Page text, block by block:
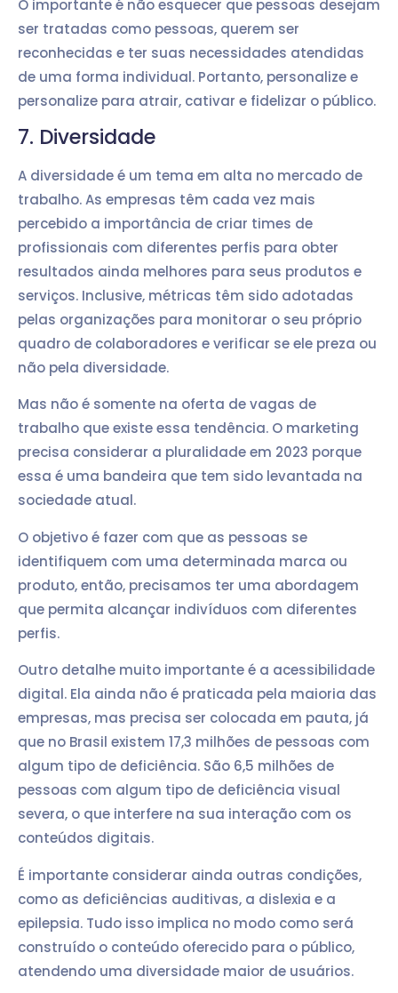
O importante é não esquecer que pessoas desejam
ser tratadas como pessoas, querem ser
reconhecidas e ter suas necessidades atendidas
de uma forma individual. Portanto, personalize e
personalize para atrair, cativar e fidelizar o público.
7. Diversidade
A diversidade é um tema em alta no mercado de
trabalho. As empresas têm cada vez mais
percebido a importância de criar times de
profissionais com diferentes perfis para obter
resultados ainda melhores para seus produtos e
serviços. Inclusive, métricas têm sido adotadas
pelas organizações para monitorar o seu próprio
quadro de colaboradores e verificar se ele preza ou
não pela diversidade.
Mas não é somente na oferta de vagas de
trabalho que existe essa tendência. O marketing
precisa considerar a pluralidade em 2023 porque
essa é uma bandeira que tem sido levantada na
sociedade atual.
O objetivo é fazer com que as pessoas se
identifiquem com uma determinada marca ou
produto, então, precisamos ter uma abordagem
que permita alcançar indivíduos com diferentes
perfis.
Outro detalhe muito importante é a acessibilidade
digital. Ela ainda não é praticada pela maioria das
empresas, mas precisa ser colocada em pauta, já
que no Brasil existem 17,3 milhões de pessoas com
algum tipo de deficiência. São 6,5 milhões de
pessoas com algum tipo de deficiência visual
severa, o que interfere na sua interação com os
conteúdos digitais.
É importante considerar ainda outras condições,
como as deficiências auditivas, a dislexia e a
epilepsia. Tudo isso implica no modo como será
construído o conteúdo oferecido para o público,
atendendo uma diversidade maior de usuários.